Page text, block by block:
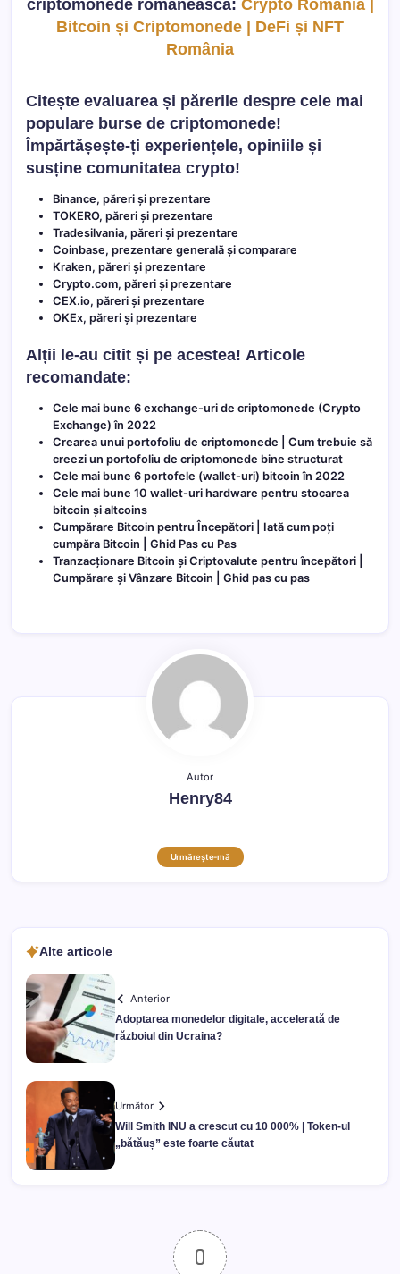
criptomonede românească: Crypto România |
Bitcoin și Criptomonede | DeFi și NFT
România
Citește evaluarea și părerile despre cele mai
populare burse de criptomonede!
Împărtășește-ți experiențele, opiniile și
susține comunitatea crypto!
Binance, păreri și prezentare
TOKERO, păreri și prezentare
Tradesilvania, păreri și prezentare
Coinbase, prezentare generală și comparare
Kraken, păreri și prezentare
Crypto.com, păreri și prezentare
CEX.io, păreri și prezentare
OKEx, păreri și prezentare
Alții le-au citit și pe acestea! Articole
recomandate:
Cele mai bune 6 exchange-uri de criptomonede (Crypto
Exchange) în 2022
Crearea unui portofoliu de criptomonede | Cum trebuie să
creezi un portofoliu de criptomonede bine structurat
Cele mai bune 6 portofele (wallet-uri) bitcoin în 2022
Cele mai bune 10 wallet-uri hardware pentru stocarea
bitcoin și altcoins
Cumpărare Bitcoin pentru Începători | Iată cum poți
cumpăra Bitcoin | Ghid Pas cu Pas
Tranzacționare Bitcoin și Criptovalute pentru începători |
Cumpărare și Vânzare Bitcoin | Ghid pas cu pas
Autor
Henry84
Urmărește-mă
Alte articole
Anterior
Adoptarea monedelor digitale, accelerată de
războiul din Ucraina?
Următor
Will Smith INU a crescut cu 10 000% | Token-ul
„bătăuș” este foarte căutat
0